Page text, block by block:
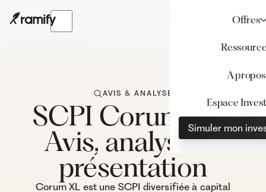
Offres
A propos
Espace
Simuler mon
AVIS & ANALYSE
SCPI Corum XL :
Avis, analyse et
présentation
Corum XL est une SCPI diversifiée à capital